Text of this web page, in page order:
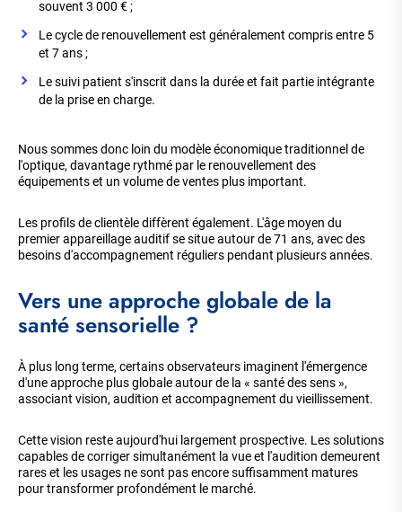
souvent 3 000 € ;
Le cycle de renouvellement est généralement compris entre 5
et 7 ans ;
Le suivi patient s'inscrit dans la durée et fait partie intégrante
de la prise en charge.
Nous sommes donc loin du modèle économique traditionnel de
l'optique, davantage rythmé par le renouvellement des
équipements et un volume de ventes plus important.
Les profils de clientèle diffèrent également. L'âge moyen du
premier appareillage auditif se situe autour de 71 ans, avec des
besoins d'accompagnement réguliers pendant plusieurs années.
Vers une approche globale de la
santé sensorielle ?
À plus long terme, certains observateurs imaginent l'émergence
d'une approche plus globale autour de la « santé des sens »,
associant vision, audition et accompagnement du vieillissement.
Cette vision reste aujourd'hui largement prospective. Les solutions
capables de corriger simultanément la vue et l'audition demeurent
rares et les usages ne sont pas encore suffisamment matures
pour transformer profondément le marché.